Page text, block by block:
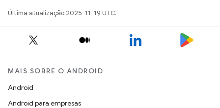
Última atualização 2025-11-19 UTC.
MAIS SOBRE O ANDROID
Android
Android para empresas